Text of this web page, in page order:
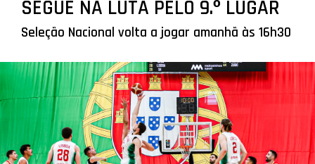
SEGUE NA LUTA PELO 9.º LUGAR
Seleção Nacional volta a jogar amanhã às 16h30